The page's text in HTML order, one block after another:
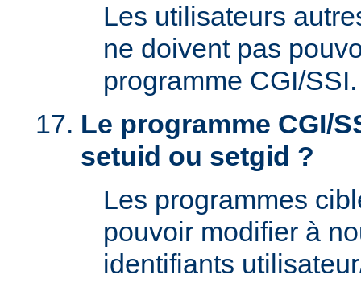
Les utilisateurs
ne doivent pas
programme CGI/SSI.
Le programme CGI/
setuid ou setgid ?
Les programmes
pouvoir modifier à
identifiants